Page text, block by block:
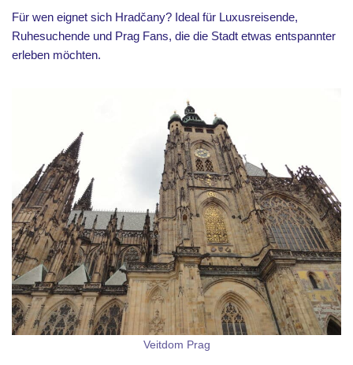
Für wen eignet sich Hradčany? Ideal für Luxusreisende,
Ruhesuchende und Prag Fans, die die Stadt etwas entspannter
erleben möchten.
Veitdom Prag